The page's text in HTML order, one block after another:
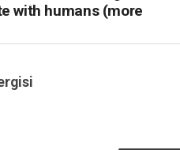
with humans (more